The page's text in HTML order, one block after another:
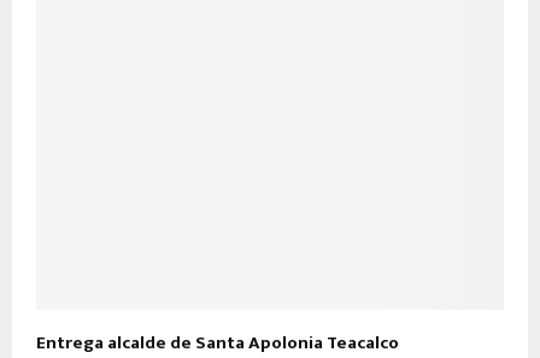
Entrega alcalde de Santa Apolonia Teacalco